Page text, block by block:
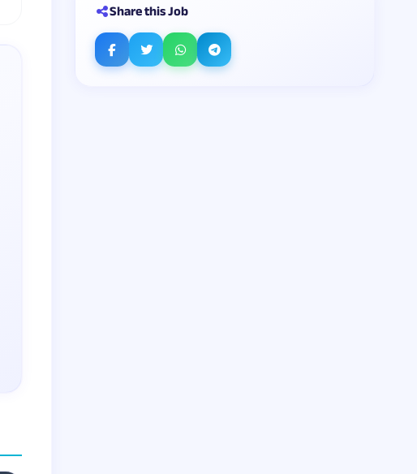
Share this Job